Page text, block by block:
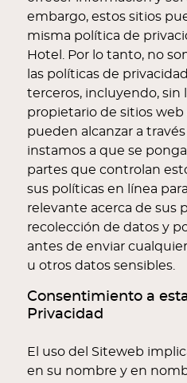
embargo, estos sitios
misma política de
Hotel. Por lo tanto, no
las políticas de
terceros, incluyendo, sin
propietario de sitios web
pueden alcanzar a
instamos a que se
partes que controlan
sus políticas en línea
relevante acerca de sus
recolección de datos y
antes de enviar
u otros datos sensibles.
Consentimiento a
Privacidad
El uso del Siteweb
en su nombre y en